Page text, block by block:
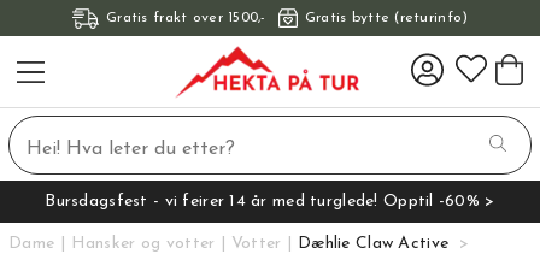
Gratis frakt over 1500,- Gratis bytte (returinfo)
Bursdagsfest - vi feirer 14 år med turglede! Opptil -60% >
Dame Hansker og votter Votter Dæhlie Claw Active